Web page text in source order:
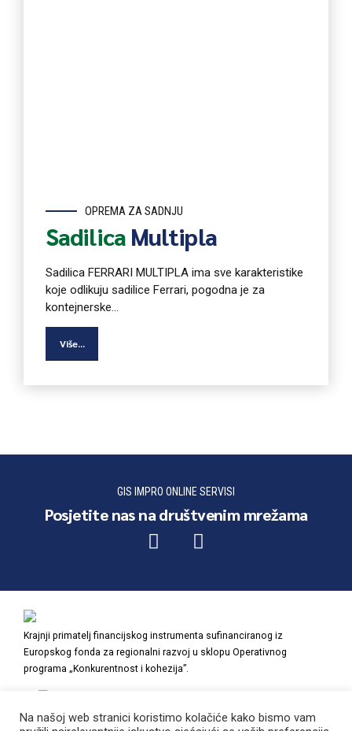
OPREMA ZA SADNJU
SadilicaMultipla
Sadilica FERRARI MULTIPLA ima sve karakteristike
koje odlikuju sadilice Ferrari, pogodna je za
kontejnerske...
Više...
GIS IMPRO ONLINE SERVISI
Posjetite nas na društvenim mrežama
Krajnji primatelj financijskog instrumenta sufinanciranog iz
Europskog fonda za regionalni razvoj u sklopu Operativnog
programa „Konkurentnost i kohezija”.
Na našoj web stranici koristimo kolačiće kako bismo vam